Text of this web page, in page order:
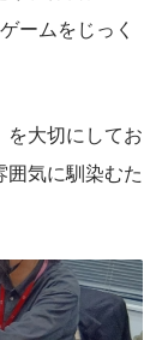
ームをじっく
を大切にしてお
気に馴染むた